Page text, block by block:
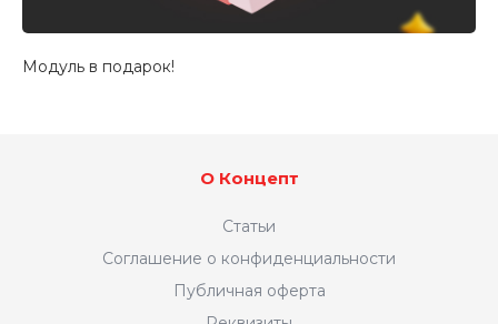
Модуль в подарок!
О Концепт
Статьи
Соглашение о конфиденциальности
Публичная оферта